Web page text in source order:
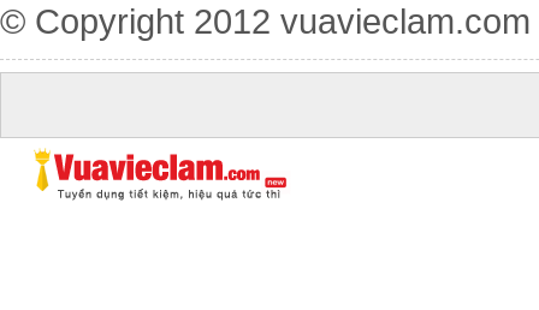
© Copyright 2012 vuavieclam.com